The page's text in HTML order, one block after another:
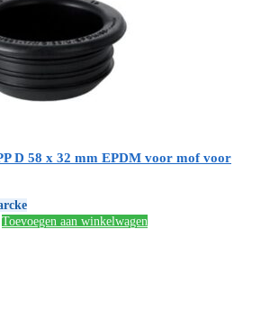
D 58 x 32 mm EPDM voor mof voor
Toevoegen aan winkelwagen